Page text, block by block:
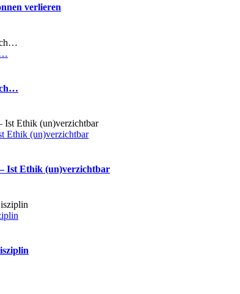
verlieren
Ethik (un)verzichtbar
Ist Ethik (un)verzichtbar